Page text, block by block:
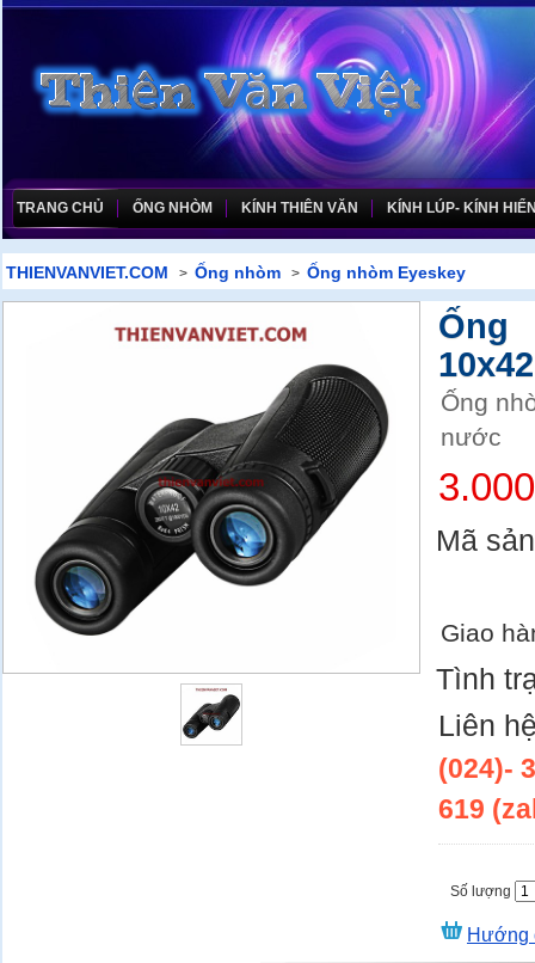
TRANG CHỦ ỐNG NHÒM KÍNH THIÊN VĂN KÍNH LÚP- KÍNH
THIENVANVIET.COM > Ống nhòm > Ống nhòm Eyeskey
Ống
nước
Mã
Giao
Tình
Liên
(024)-
619
Số lượng
Hướng